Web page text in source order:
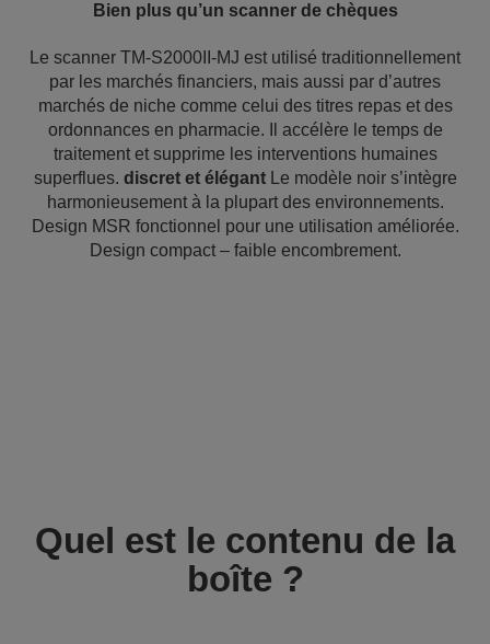
Bien plus qu’un scanner de chèques
Le scanner TM-S2000II-MJ est utilisé traditionnellement
par les marchés financiers, mais aussi par d’autres
marchés de niche comme celui des titres repas et des
ordonnances en pharmacie. Il accélère le temps de
traitement et supprime les interventions humaines
superflues. discret et élégantLe modèle noir s’intègre
harmonieusement à la plupart des environnements.
Design MSR fonctionnel pour une utilisation améliorée.
Design compact – faible encombrement.
Quel est le contenu de la
boîte ?